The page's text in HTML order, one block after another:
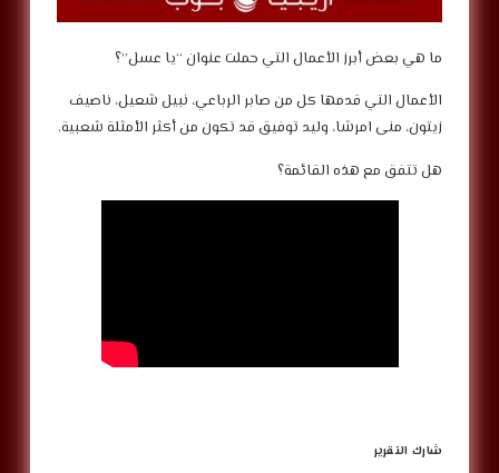
ما هي بعض أبرز الأعمال التي حملت عنوان “يا عسل”؟
الأعمال التي قدمها كل من صابر الرباعي، نبيل شعيل، ناصيف
زيتون، منى امرشا، وليد توفيق قد تكون من أكثر الأمثلة شعبية.
هل تتفق مع هذه القائمة؟
شارك التقرير